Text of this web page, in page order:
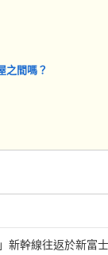
之間嗎？
新幹線往返於新富